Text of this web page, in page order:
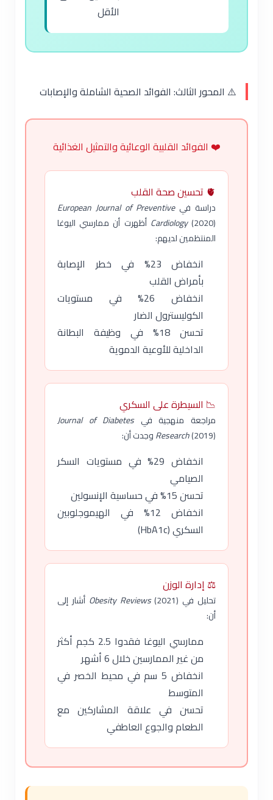
الأقل
⚠️ المحور الثالث: الفوائد الصحية الشاملة والإصابات
❤️ الفوائد القلبية الوعائية والتمثيل الغذائية
🫀 تحسين صحة القلب
دراسة فيEuropean Journal of Preventive
Cardiology (2020) أظهرت أن ممارسي اليوغا
المنتظمين لديهم:
انخفاض 23% في خطر الإصابة
بأمراض القلب
انخفاض 26% في مستويات
الكوليسترول الضار
تحسن 18% في وظيفة البطانة
الداخلية للأوعية الدموية
📉 السيطرة على السكري
مراجعة منهجية فيJournal of Diabetes
Research(2019) وجدت أن:
انخفاض 29% في مستويات السكر
الصيامي
تحسن 15% في حساسية الإنسولين
انخفاض 12% في الهيموجلوبين
السكري (HbA1c)
⚖️ إدارة الوزن
تحليل في Obesity Reviews (2021) أشار إلى
أن:
ممارسي اليوغا فقدوا 2.5 كجم أكثر
من غير الممارسين خلال 6 أشهر
انخفاض 5 سم في محيط الخصر في
المتوسط
تحسن في علاقة المشاركين مع
الطعام والجوع العاطفي